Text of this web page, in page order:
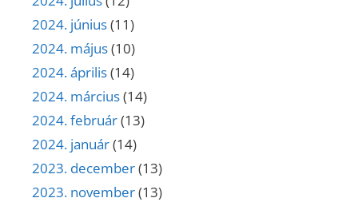
2024. június(11)
2024. május(10)
2024. április(14)
2024. március(14)
2024. február(13)
2024. január(14)
2023. december(13)
2023. november(13)